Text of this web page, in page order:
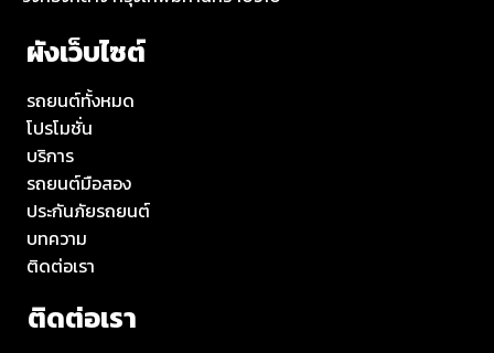
ผังเว็บไซต์
รถยนต์ทั้งหมด
โปรโมชั่น
บริการ
รถยนต์มือสอง
ประกันภัยรถยนต์
บทความ
ติดต่อเรา
ติดต่อเรา